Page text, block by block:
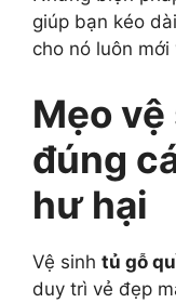
giúp bạn kéo
cho nó luôn
Mẹo
đúng
hư hại
Vệ sinh tủ gỗ
duy trì vẻ đẹp